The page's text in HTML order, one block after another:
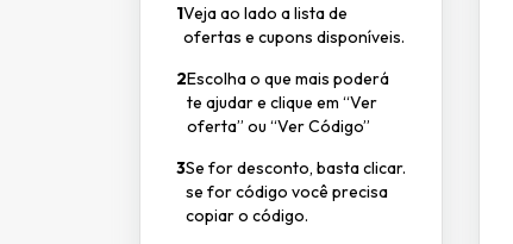
1Veja ao lado a lista de
ofertas e cupons disponíveis.
2Escolha o que mais poderá
te ajudar e clique em “Ver
oferta” ou “Ver Código”
3Se for desconto, basta clicar.
se for código você precisa
copiar o código.